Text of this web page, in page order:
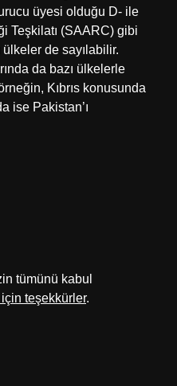
üyesi olduğu D- ile
Teşkilatı (SAARC) gibi
de sayılabilir.
da bazı ülkelerle
Kıbrıs konusunda
ise Pakistan’ı
tümünü kabul
için teşekkürler.